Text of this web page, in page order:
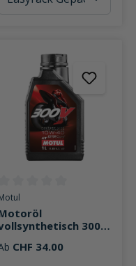
5 Sternen Bewertung
300V
CHF 34.00